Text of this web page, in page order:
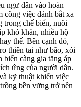
ngư dân vào hoàn
công việc đánh bắt xa
trong chế biến, nuôi
khó khăn, nhiều hộ
thế. Bên cạnh đó,
thiên tai như bão, xói
biển càng gia tăng áp
ứng của người dân.
kỹ thuật khiến việc
bền vững trở nên